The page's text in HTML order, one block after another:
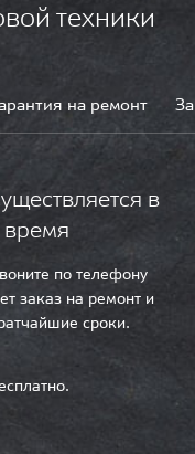
техники
на ремонт
в
время
по телефону
заказ на ремонт и
сроки.